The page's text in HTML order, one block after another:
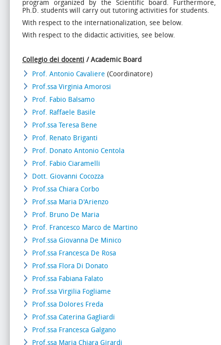
program organized by the Scientific board. Furthermore,
Ph.D. students will carry out tutoring activities for students.
With respect to the internationalization, see below.
With respect to the didactic activities, see below.
Collegio dei docenti / Academic Board
Prof. Antonio Cavaliere (Coordinatore)
Prof.ssa Virginia Amorosi
Prof. Fabio Balsamo
Prof. Raffaele Basile
Prof.ssa Teresa Bene
Prof. Renato Briganti
Prof. Donato Antonio Centola
Prof. Fabio Ciaramelli
Dott. Giovanni Cocozza
Prof.ssa Chiara Corbo
Prof.ssa Maria D'Arienzo
Prof. Bruno De Maria
Prof. Francesco Marco de Martino
Prof.ssa Giovanna De Minico
Prof.ssa Francesca De Rosa
Prof.ssa Flora Di Donato
Prof.ssa Fabiana Falato
Prof.ssa Virgilia Fogliame
Prof.ssa Dolores Freda
Prof.ssa Caterina Gagliardi
Prof.ssa Francesca Galgano
Prof.ssa Maria Chiara Girardi